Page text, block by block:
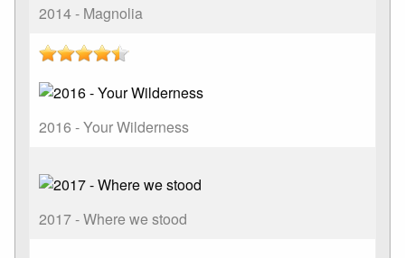
2014 - Magnolia
2016 - Your Wilderness
2017 - Where we stood